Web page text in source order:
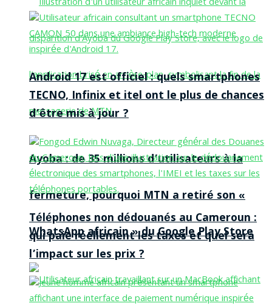
Ayoba : de 35 millions d’utilisateurs à la
fermeture, pourquoi MTN a retiré son «
WhatsApp africain » du Google Play Store
Android 17 est officiel : quels smartphones
TECNO, Infinix et itel ont le plus de chances
d’être mis à jour ?
Téléphones non dédouanés au Cameroun :
qui paie réellement les taxes et quel sera
l’impact sur les prix ?